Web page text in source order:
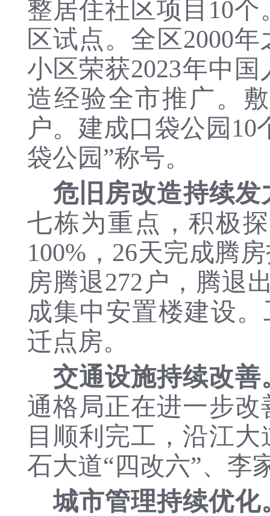
整居住社区项目 10个
区试点。全区2000年
小区荣获2023年中
造经验全市推广。
户。 建成口袋公园 10
袋公园”称号。
危旧房改造持续发
七栋为重点，积极
100% ， 26天完成腾
房腾退272户 ，腾退
成集中安置楼建设
迁点房。
交通设施持续改善
通格局正在进一步
目顺利完工，沿江
石大道“四改六”、李
城市管理持续优化